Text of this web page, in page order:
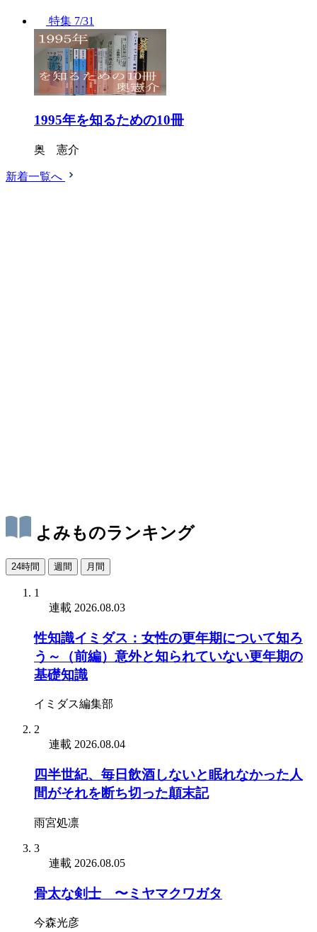
特集 7/31
1995年を知るための10冊
奥 憲介
新着一覧へ
よみものランキング
24時間 週間 月間
1
連載 2026.08.03
性知識イミダス：女性の更年期について知ろ
う～（前編）意外と知られていない更年期の
基礎知識
イミダス編集部
2
連載 2026.08.04
四半世紀、毎日飲酒しないと眠れなかった人
間がそれを断ち切った顛末記
雨宮処凛
3
連載 2026.08.05
骨太な剣士 〜ミヤマクワガタ
今森光彦